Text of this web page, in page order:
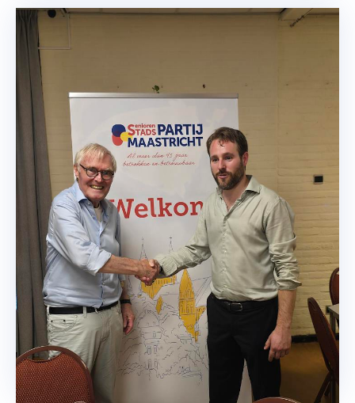
Nieuwe Voorzitter
Overdracht van het voorzitterschap op de
ledenvergadering van Jan Voorvelt naar Noud Schaper.
Lees meer